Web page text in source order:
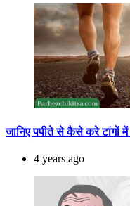
जानिए पपीते से कैसे करे टांगों में
4 years ago